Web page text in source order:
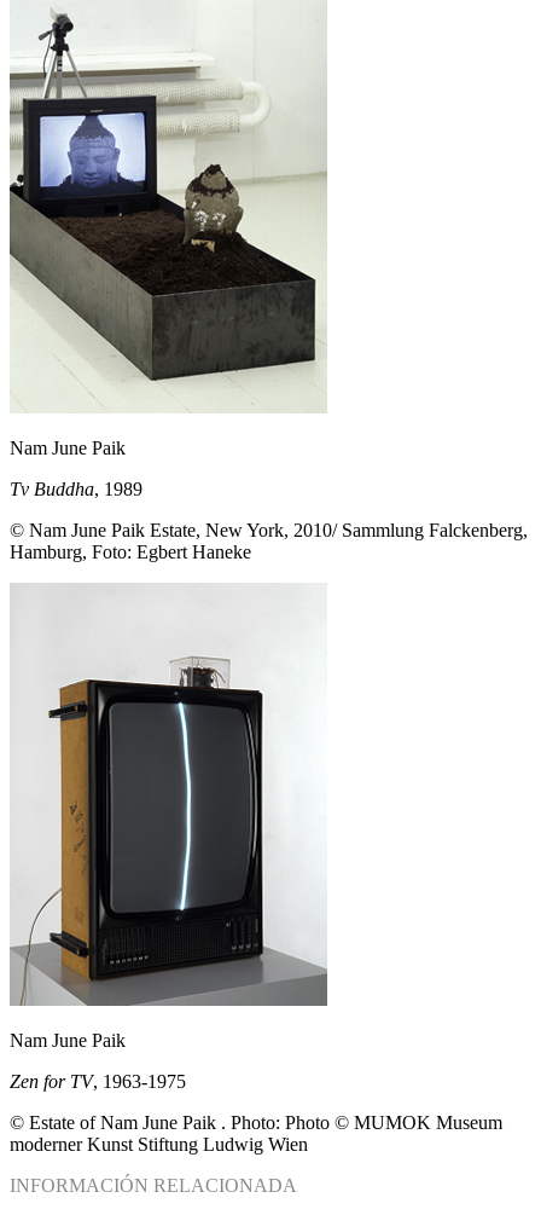
Nam June Paik
Tv Buddha, 1989
© Nam June Paik Estate, New York, 2010/ Sammlung Falckenberg,
Hamburg, Foto: Egbert Haneke
Nam June Paik
Zen for TV, 1963-1975
© Estate of Nam June Paik . Photo: Photo © MUMOK Museum
moderner Kunst Stiftung Ludwig Wien
INFORMACIÓN RELACIONADA